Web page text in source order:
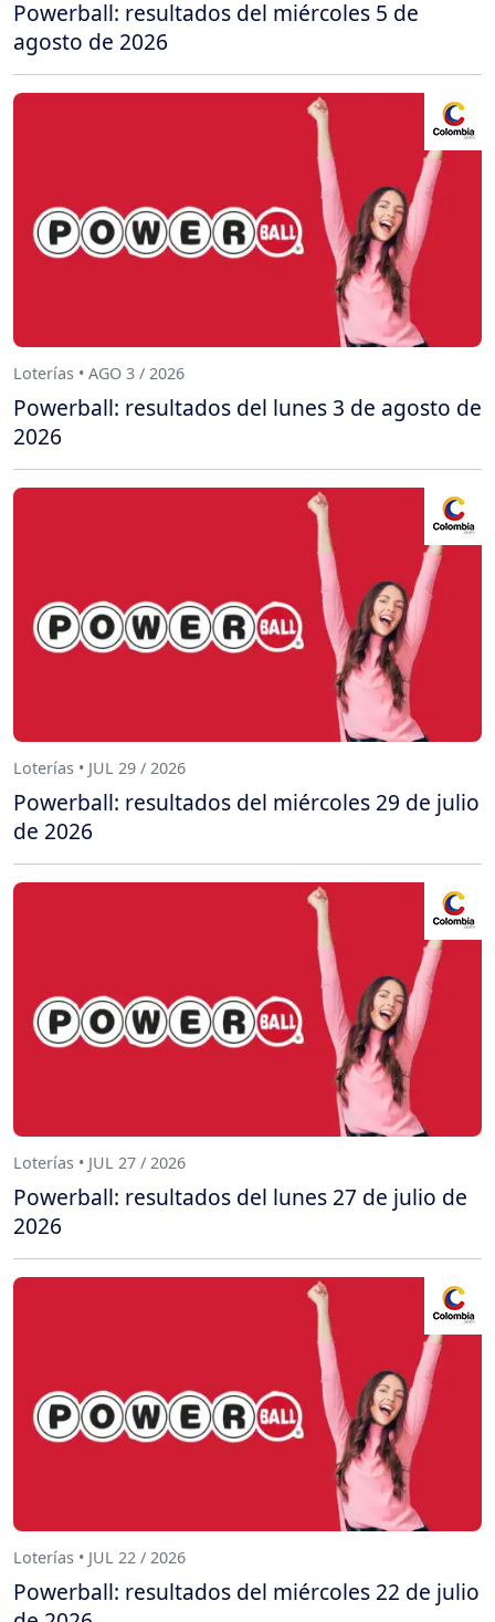
Powerball: resultados del miércoles 5 de
agosto de 2026
Loterías • AGO 3 / 2026
Powerball: resultados del lunes 3 de agosto de
2026
Loterías • JUL 29 / 2026
Powerball: resultados del miércoles 29 de julio
de 2026
Loterías • JUL 27 / 2026
Powerball: resultados del lunes 27 de julio de
2026
Loterías • JUL 22 / 2026
Powerball: resultados del miércoles 22 de julio